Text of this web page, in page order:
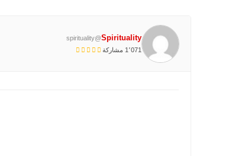
Spirituality
@spirituality
1٬071 مشاركة